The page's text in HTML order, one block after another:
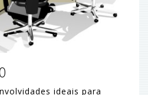
ideais para